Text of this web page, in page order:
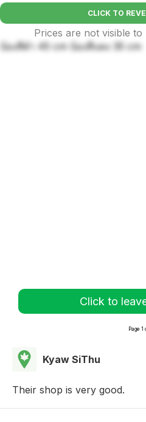
CLICK TO
Prices are not visible
บ้องสีดำ 45 cm บ้องสีแดง 35 cm
Click to
Page 1
Kyaw SiThu
Their shop is very good.